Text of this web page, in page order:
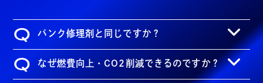
Q パンク修理剤と同じですか？
Q なぜ燃費向上・CO2削減できるのですか？